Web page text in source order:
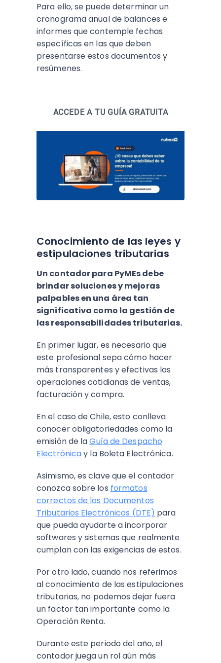
Para ello, se puede determinar un
cronograma anual de balances e
informes que contemple fechas
específicas en las que deben
presentarse estos documentos y
resúmenes.
ACCEDE A TU GUÍA GRATUITA
Conocimiento de las leyes y
estipulaciones tributarias
Un contador para PyMEs debe
brindar soluciones y mejoras
palpables en una área tan
significativa como la gestión de
las responsabilidades tributarias.
En primer lugar, es necesario que
este profesional sepa cómo hacer
más transparentes y efectivas las
operaciones cotidianas de ventas,
facturación y compra.
En el caso de Chile, esto conlleva
conocer obligatoriedades como la
emisión de laGuía de Despacho
Electrónicay la Boleta Electrónica.
Asimismo, es clave que el contador
conozca sobre los formatos
correctos de los Documentos
Tributarios Electrónicos (DTE) para
que pueda ayudarte a incorporar
softwares y sistemas que realmente
cumplan con las exigencias de estos.
Por otro lado, cuando nos referimos
al conocimiento de las estipulaciones
tributarias, no podemos dejar fuera
un factor tan importante como la
Operación Renta.
Durante este periodo del año, el
contador juega un rol aún más